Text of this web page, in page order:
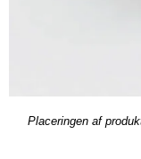
Placeringen af